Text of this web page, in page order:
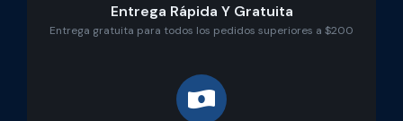
Entrega Rápida Y Gratuita
Entrega gratuita para todos los pedidos superiores a $200